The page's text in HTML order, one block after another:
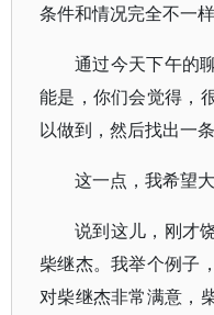
条件和情况完全不一样
通过今天下午的
能是，你们会觉得，
以做到，然后找出一
这一点，我希望
说到这儿，刚才
柴继杰。我举个例子
对柴继杰非常满意，